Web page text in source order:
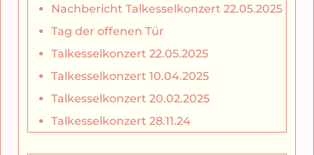
Nachbericht Talkesselkonzert 22.05.2025
Tag der offenen Tür
Talkesselkonzert 22.05.2025
Talkesselkonzert 10.04.2025
Talkesselkonzert 20.02.2025
Talkesselkonzert 28.11.24